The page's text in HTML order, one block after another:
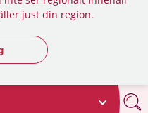
just din region.
regionsväljaren